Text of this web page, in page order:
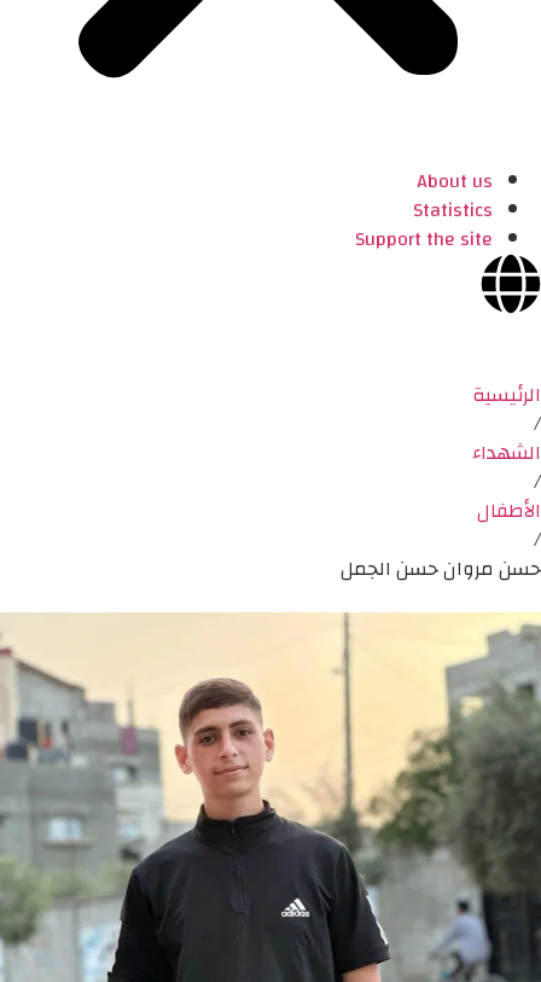
About us
Statistics
Support the site
الرئيسية
/
الشهداء
/
الأطفال
/
حسن مروان حسن الجمل